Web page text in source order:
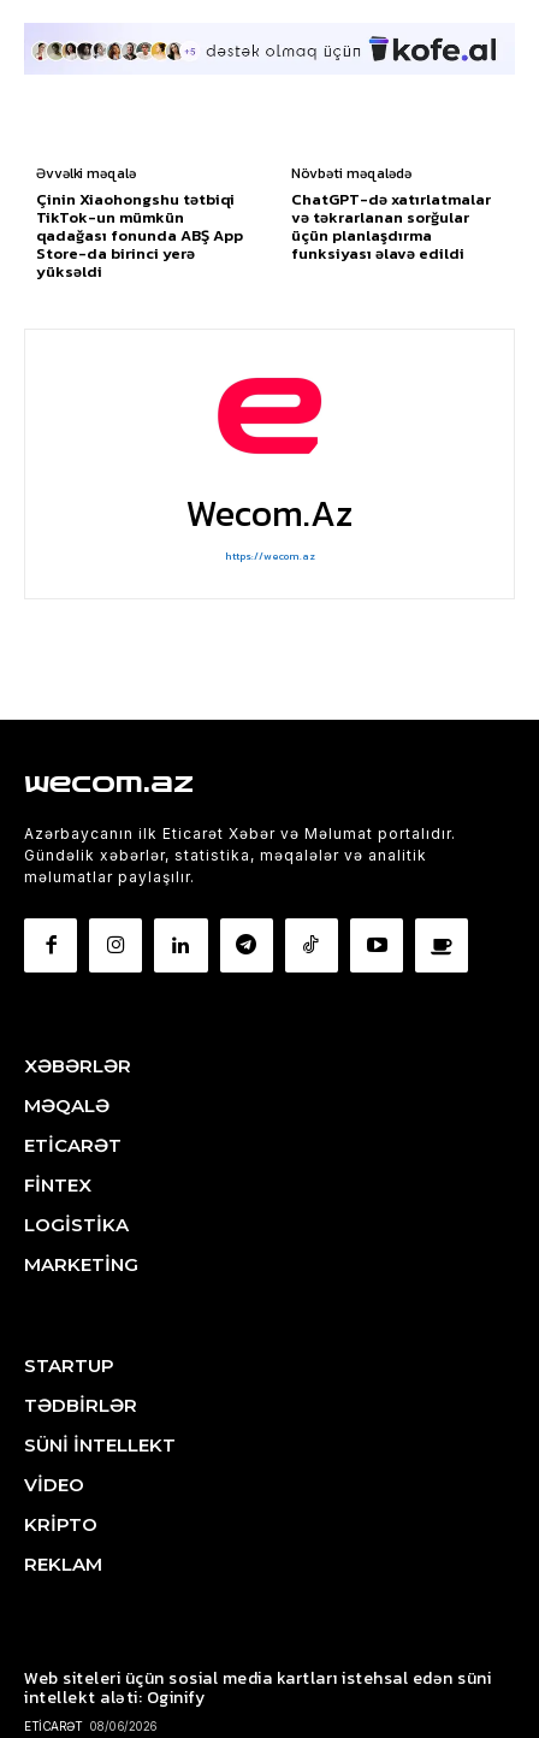
Əvvəlki məqalə
Çinin Xiaohongshu tətbiqi
TikTok-un mümkün
qadağası fonunda ABŞ App
Store-da birinci yerə
yüksəldi
Növbəti məqalədə
ChatGPT-də xatırlatmalar
və təkrarlanan sorğular
üçün planlaşdırma
funksiyası əlavə edildi
Wecom.az
https://wecom.az
wecom.az
Azərbaycanın ilk Eticarət Xəbər və Məlumat portalıdır.
Gündəlik xəbərlər, statistika, məqalələr və analitik
məlumatlar paylaşılır.
XƏBƏRLƏR
MƏQALƏ
ETİCARƏT
FİNTEX
LOGİSTİKA
MARKETİNG
STARTUP
TƏDBİRLƏR
SÜNİ İNTELLEKT
VİDEO
KRİPTO
REKLAM
Web siteleri üçün sosial media kartları istehsal edən süni
intellekt aləti: Oginify
ETİCARƏT 08/06/2026